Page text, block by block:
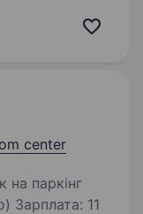
center
​Зарплата: 11